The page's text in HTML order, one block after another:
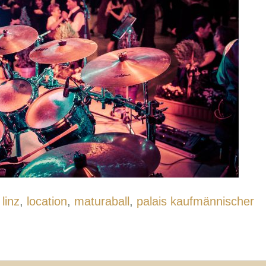
linz, location, maturaball, palais kaufmännischer